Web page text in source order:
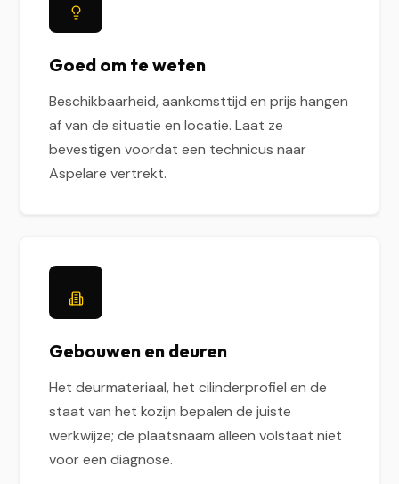
Goed om te weten
Beschikbaarheid, aankomsttijd en prijs hangen
af van de situatie en locatie. Laat ze
bevestigen voordat een technicus naar
Aspelare vertrekt.
Gebouwen en deuren
Het deurmateriaal, het cilinderprofiel en de
staat van het kozijn bepalen de juiste
werkwijze; de plaatsnaam alleen volstaat niet
voor een diagnose.